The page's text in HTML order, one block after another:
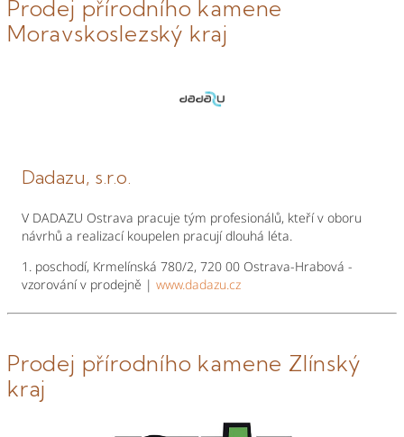
Prodej přírodního kamene
Moravskoslezský kraj
Dadazu, s.r.o.
V DADAZU Ostrava pracuje tým profesionálů, kteří v oboru
návrhů a realizací koupelen pracují dlouhá léta.
1. poschodí, Krmelínská 780/2, 720 00 Ostrava-Hrabová -
vzorování v prodejně | www.dadazu.cz
Prodej přírodního kamene Zlínský
kraj